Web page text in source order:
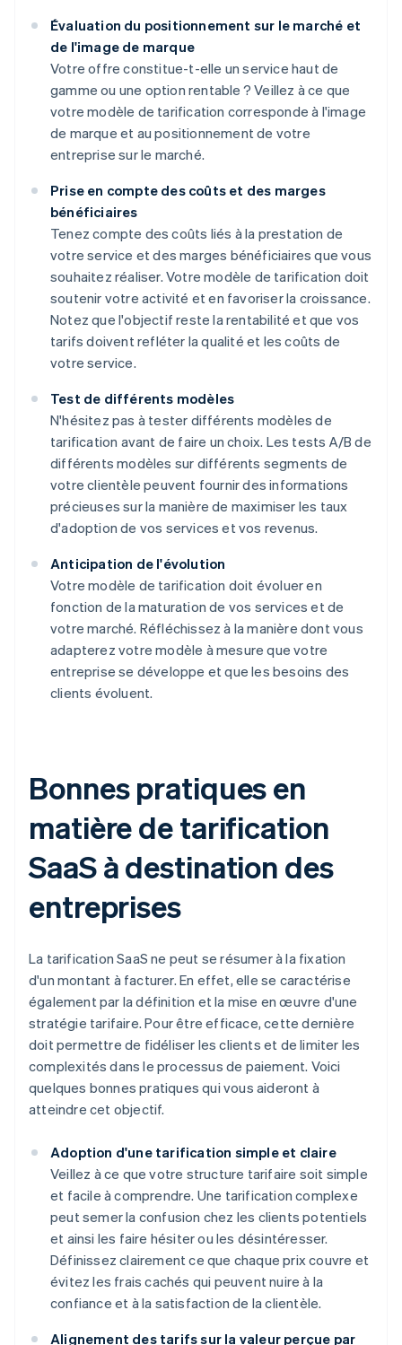
Évaluation du positionnement sur le marché et
de l'image de marque
Votre offre constitue-t-elle un service haut de
gamme ou une option rentable ? Veillez à ce que
votre modèle de tarification corresponde à l'image
de marque et au positionnement de votre
entreprise sur le marché.
Prise en compte des coûts et des marges
bénéficiaires
Tenez compte des coûts liés à la prestation de
votre service et des marges bénéficiaires que vous
souhaitez réaliser. Votre modèle de tarification doit
soutenir votre activité et en favoriser la croissance.
Notez que l'objectif reste la rentabilité et que vos
tarifs doivent refléter la qualité et les coûts de
votre service.
Test de différents modèles
N'hésitez pas à tester différents modèles de
tarification avant de faire un choix. Les tests A/B de
différents modèles sur différents segments de
votre clientèle peuvent fournir des informations
précieuses sur la manière de maximiser les taux
d'adoption de vos services et vos revenus.
Anticipation de l'évolution
Votre modèle de tarification doit évoluer en
fonction de la maturation de vos services et de
votre marché. Réfléchissez à la manière dont vous
adapterez votre modèle à mesure que votre
entreprise se développe et que les besoins des
clients évoluent.
Bonnes pratiques en
matière de tarification
SaaS à destination des
entreprises
La tarification SaaS ne peut se résumer à la fixation
d'un montant à facturer. En effet, elle se caractérise
également par la définition et la mise en œuvre d'une
stratégie tarifaire. Pour être efficace, cette dernière
doit permettre de fidéliser les clients et de limiter les
complexités dans le processus de paiement. Voici
quelques bonnes pratiques qui vous aideront à
atteindre cet objectif.
Adoption d'une tarification simple et claire
Veillez à ce que votre structure tarifaire soit simple
et facile à comprendre. Une tarification complexe
peut semer la confusion chez les clients potentiels
et ainsi les faire hésiter ou les désintéresser.
Définissez clairement ce que chaque prix couvre et
évitez les frais cachés qui peuvent nuire à la
confiance et à la satisfaction de la clientèle.
Alignement des tarifs sur la valeur perçue par